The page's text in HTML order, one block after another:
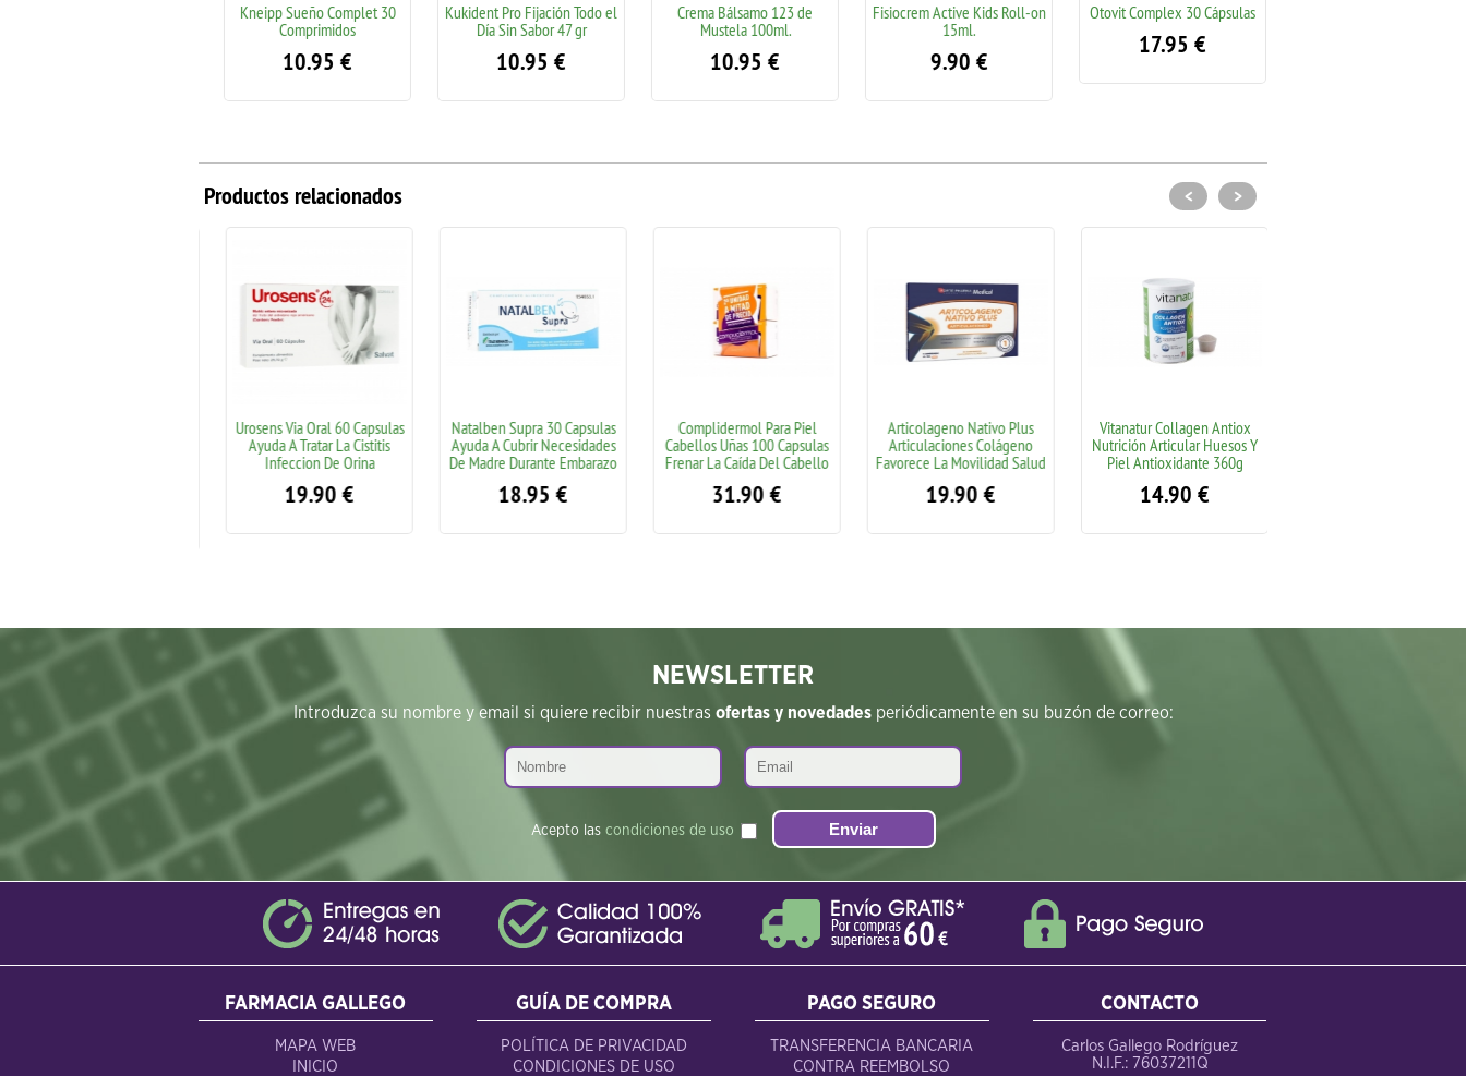
Kneipp Sueño Complet 30
Comprimidos
10.95€
Kukident Pro Fijación Todo el
Día Sin Sabor 47 gr
10.95€
Crema Bálsamo 123 de
Mustela 100ml.
10.95€
Fisiocrem Active Kids Roll-on
15ml.
9.90€
Otovit Complex 30 Cápsulas
17.95€
Productos relacionados
Urosens Via Oral 60 Capsulas
Ayuda A Tratar La Cistitis
Infeccion De Orina
19.90€
Natalben Supra 30 Capsulas
Ayuda A Cubrir Necesidades
De Madre Durante Embarazo
18.95€
Complidermol Para Piel
Cabellos Uñas 100 Capsulas
Frenar La Caída Del Cabello
31.90€
Articolageno Nativo Plus
Articulaciones Colágeno
Favorece La Movilidad Salud
19.90€
Vitanatur Collagen Antiox
Nutrición Articular Huesos Y
Piel Antioxidante 360g
14.90€
< >
NEWSLETTER
Introduzca su nombre y email si quiere recibir nuestras ofertas y novedadesperiódicamente en su buzón de correo:
Acepto las condiciones de uso
FARMACIA GALLEGO
MAPA WEB
INICIO
GUÍA DE COMPRA
POLÍTICA DE PRIVACIDAD
CONDICIONES DE USO
PAGO SEGURO
TRANSFERENCIA BANCARIA
CONTRA REEMBOLSO
CONTACTO
Carlos Gallego Rodríguez
N.I.F.: 76037211Q